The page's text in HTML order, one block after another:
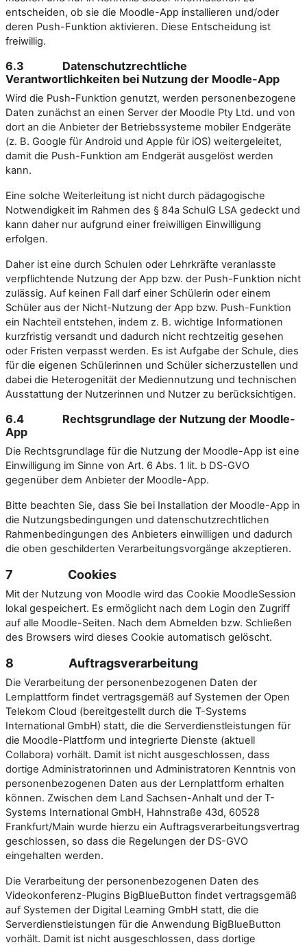
entscheiden, ob sie die Moodle-App installieren und/oder
deren Push-Funktion aktivieren. Diese Entscheidung ist
freiwillig.
6.3 Datenschutzrechtliche
Verantwortlichkeiten bei Nutzung der Moodle-App
Wird die Push-Funktion genutzt, werden personenbezogene
Daten zunächst an einen Server der Moodle Pty Ltd. und von
dort an die Anbieter der Betriebssysteme mobiler Endgeräte
(z. B. Google für Android und Apple für iOS) weitergeleitet,
damit die Push-Funktion am Endgerät ausgelöst werden
kann.
Eine solche Weiterleitung ist nicht durch pädagogische
Notwendigkeit im Rahmen des § 84a SchulG LSA gedeckt und
kann daher nur aufgrund einer freiwilligen Einwilligung
erfolgen.
Daher ist eine durch Schulen oder Lehrkräfte veranlasste
verpflichtende Nutzung der App bzw. der Push-Funktion nicht
zulässig. Auf keinen Fall darf einer Schülerin oder einem
Schüler aus der Nicht-Nutzung der App bzw. Push-Funktion
ein Nachteil entstehen, indem z. B. wichtige Informationen
kurzfristig versandt und dadurch nicht rechtzeitig gesehen
oder Fristen verpasst werden. Es ist Aufgabe der Schule, dies
für die eigenen Schülerinnen und Schüler sicherzustellen und
dabei die Heterogenität der Mediennutzung und technischen
Ausstattung der Nutzerinnen und Nutzer zu berücksichtigen.
6.4 Rechtsgrundlage der Nutzung der Moodle-
App
Die Rechtsgrundlage für die Nutzung der Moodle-App ist eine
Einwilligung im Sinne von Art. 6 Abs. 1 lit. b DS-GVO
gegenüber dem Anbieter der Moodle-App.
Bitte beachten Sie, dass Sie bei Installation der Moodle-App in
die Nutzungsbedingungen und datenschutzrechtlichen
Rahmenbedingungen des Anbieters einwilligen und dadurch
die oben geschilderten Verarbeitungsvorgänge akzeptieren.
7 Cookies
Mit der Nutzung von Moodle wird das Cookie MoodleSession
lokal gespeichert. Es ermöglicht nach dem Login den Zugriff
auf alle Moodle-Seiten. Nach dem Abmelden bzw. Schließen
des Browsers wird dieses Cookie automatisch gelöscht.
8 Auftragsverarbeitung
Die Verarbeitung der personenbezogenen Daten der
Lernplattform findet vertragsgemäß auf Systemen der Open
Telekom Cloud (bereitgestellt durch die T-Systems
International GmbH) statt, die die Serverdienstleistungen für
die Moodle-Plattform und integrierte Dienste (aktuell
Collabora) vorhält. Damit ist nicht ausgeschlossen, dass
dortige Administratorinnen und Administratoren Kenntnis von
personenbezogenen Daten aus der Lernplattform erhalten
können. Zwischen dem Land Sachsen-Anhalt und der T-
Systems International GmbH, Hahnstraße 43d, 60528
Frankfurt/Main wurde hierzu ein Auftragsverarbeitungsvertrag
geschlossen, so dass die Regelungen der DS-GVO
eingehalten werden.
Die Verarbeitung der personenbezogenen Daten des
Videokonferenz-Plugins BigBlueButton findet vertragsgemäß
auf Systemen der Digital Learning GmbH statt, die die
Serverdienstleistungen für die Anwendung BigBlueButton
vorhält. Damit ist nicht ausgeschlossen, dass dortige